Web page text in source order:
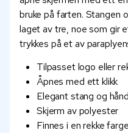
bruke på farten. Stangen
laget av tre, noe som gir
trykkes på et av
Tilpasset logo eller
Åpnes med ett klikk
Elegant stang og
Skjerm av polyester
Finnes i en rekke